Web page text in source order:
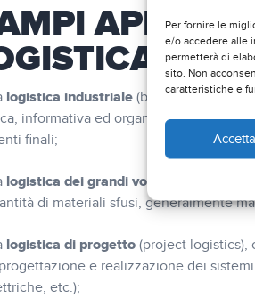
Per fornire le
e/o accedere alle
permetterà di
sito. Non
caratteristiche e
Accetta
logistica industriale (business
informativa ed organizzativa del
finali;
logistica dei grandi volumi
(bulk
di materiali sfusi, generalmente
logistica di progetto (project logistics),
e realizzazione dei
etc.);